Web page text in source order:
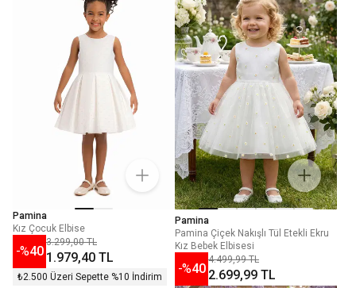
Pamina
Kız Çocuk Elbise
-%40
3.299,00 TL
1.979,40 TL
₺2.500 Üzeri Sepette %10 İndirim
Pamina
Pamina Çiçek Nakışlı Tül Etekli Ekru
Kız Bebek Elbisesi
-%40
4.499,99 TL
2.699,99 TL